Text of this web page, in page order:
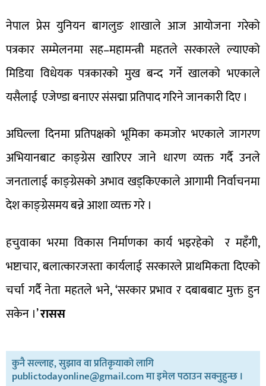
नेपाल प्रेस युनियन बागलुङ शाखाले आज आयोजना गरेको
पत्रकार सम्मेलनमा सह–महामन्त्री महतले सरकारले ल्याएको
मिडिया विधेयक पत्रकारको मुख बन्द गर्ने खालको भएकाले
यसैलाई एजेण्डा बनाएर संसद्मा प्रतिपाद गरिने जानकारी दिए ।
अघिल्ला दिनमा प्रतिपक्षको भूमिका कमजोर भएकाले जागरण
अभियानबाट काङ्ग्रेस खारिएर जाने धारण व्यक्त गर्दै उनले
जनतालाई काङ्ग्रेसको अभाव खड्किएकाले आगामी निर्वाचनमा
देश काङ्ग्रेसमय बन्ने आशा व्यक्त गरे ।
हचुवाका भरमा विकास निर्माणका कार्य भइरहेको र महँगी,
भष्टाचार, बलात्कारजस्ता कार्यलाई सरकारले प्राथमिकता दिएको
चर्चा गर्दै नेता महतले भने, ‘सरकार प्रभाव र दबाबबाट मुक्त हुन
सकेन ।’रासस
कुनै सल्लाह, सुझाव वा प्रतिकृयाको लागि
publictodayonline@gmail.com मा इमेल पठाउन सक्नुहुन्छ ।